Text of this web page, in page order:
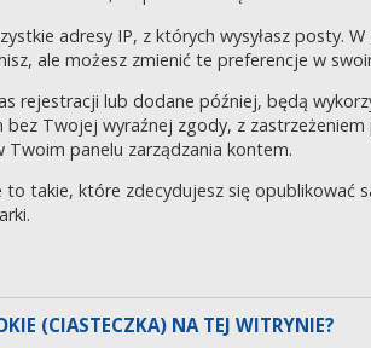
adresy IP, z których wysyłasz posty.
ale możesz zmienić te preferencje w
rejestracji lub dodane później, będą
Twojej wyraźnej zgody, z
panelu zarządzania kontem.
takie, które zdecydujesz się
(CIASTECZKA) NA TEJ WITRYNIE?